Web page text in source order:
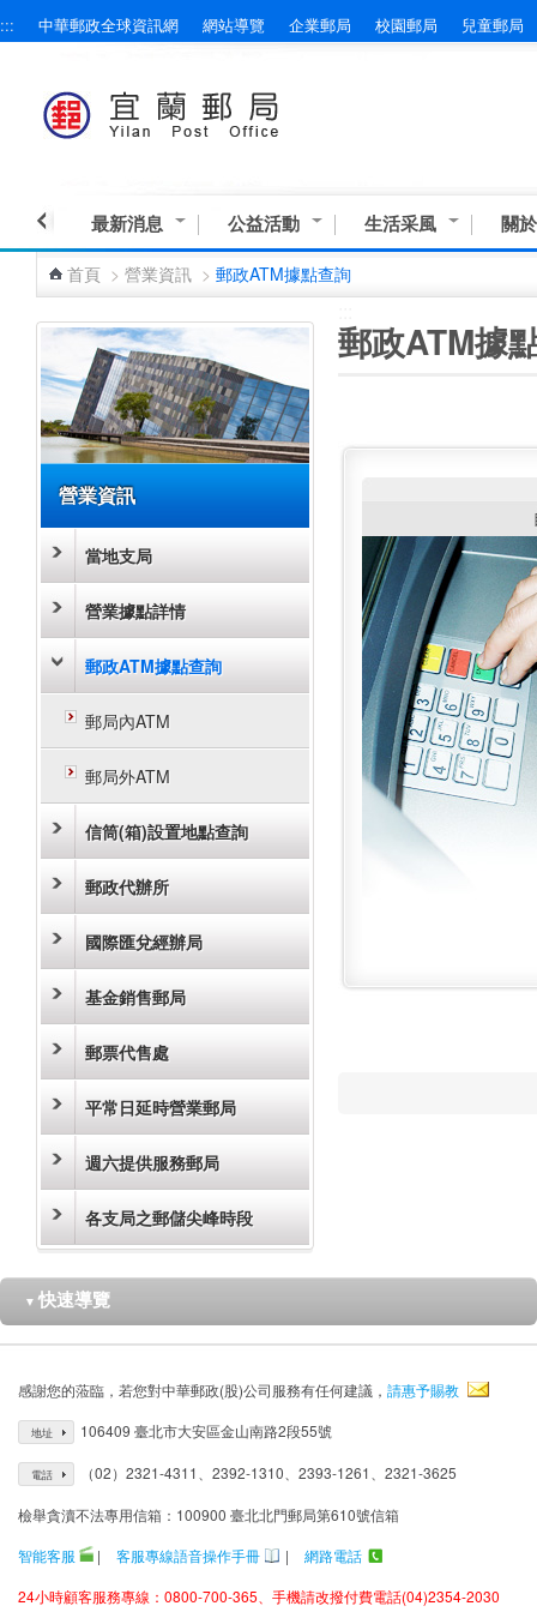
跳到主要內容區塊
::: 中華郵政全球資訊網 網站導覽 企業郵局 校園郵局 兒童郵局
最新消息 公益活動 生活采風 關
首頁 > 營業資訊 > 郵政ATM據點查詢
營業資訊
當地支局
營業據點詳情
郵政ATM據點查詢
郵局內ATM
郵局外ATM
信筒(箱)設置地點查詢
郵政代辦所
國際匯兌經辦局
基金銷售郵局
郵票代售處
平常日延時營業郵局
週六提供服務郵局
各支局之郵儲尖峰時段
郵政ATM據
▼ 快速導覽
感謝您的蒞臨，若您對中華郵政(股)公司服務有任何建議， 請惠予賜教
地址 106409 臺北市大安區金山南路2段55號
電話 （02）2321-4311、2392-1310、2393-1261、2321-3625
檢舉貪瀆不法專用信箱：100900 臺北北門郵局第610號信箱
智能客服
| 客服專線語音操作手冊 |
網路電話
24小時顧客服務專線：0800-700-365、手機請改撥付費電話(04)2354-2030